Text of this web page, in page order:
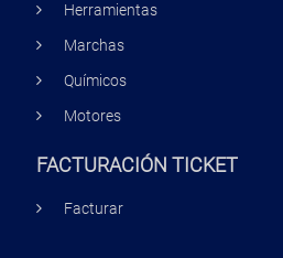
Herramientas
Marchas
Químicos
Motores
FACTURACIÓN TICKET
Facturar